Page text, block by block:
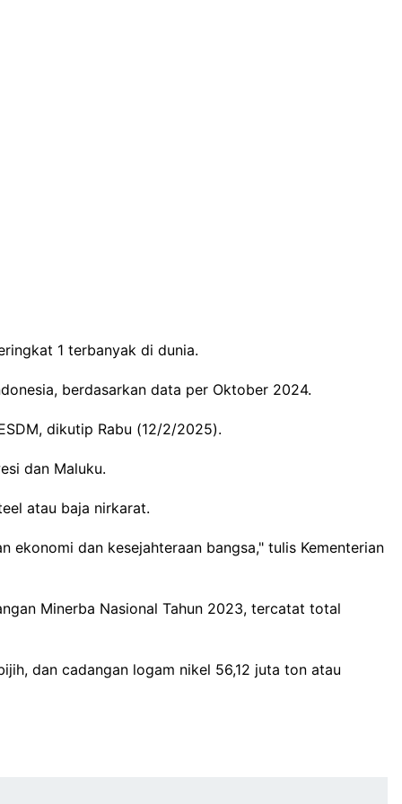
1 terbanyak di dunia.
berdasarkan data per Oktober 2024.
dikutip Rabu (12/2/2025).
dan Maluku.
atau baja nirkarat.
dan kesejahteraan bangsa," tulis Kementerian
Minerba Nasional Tahun 2023, tercatat total
dan cadangan logam nikel 56,12 juta ton atau